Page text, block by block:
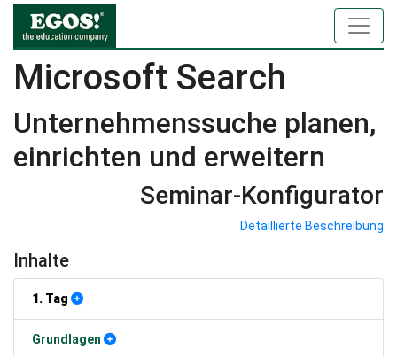
Microsoft Search
Unternehmenssuche planen,
einrichten und erweitern
Seminar-Konfigurator
Detaillierte Beschreibung
Inhalte
1. Tag
Grundlagen